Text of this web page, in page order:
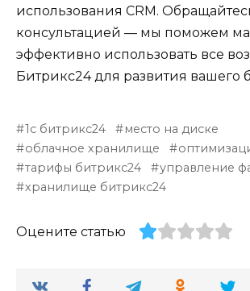
использования CRM.
консультацией — мы поможем
эффективно использовать все
Битрикс24 для развития вашего
1с битрикс24
место на диске
облачное хранилище
тарифы битрикс24
управление
хранилище битрикс24
Оцените статью